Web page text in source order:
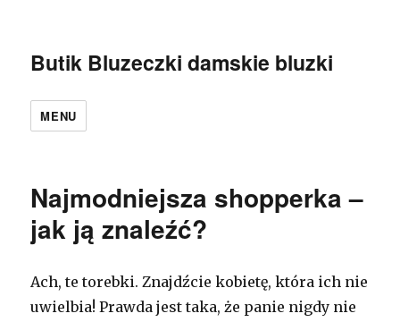
Butik Bluzeczki damskie bluzki
MENU
Najmodniejsza shopperka –
jak ją znaleźć?
Ach, te torebki. Znajdźcie kobietę, która ich nie
uwielbia! Prawda jest taka, że panie nigdy nie